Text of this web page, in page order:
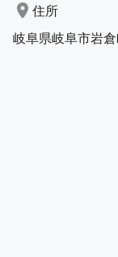
住所
岐阜県岐阜市岩